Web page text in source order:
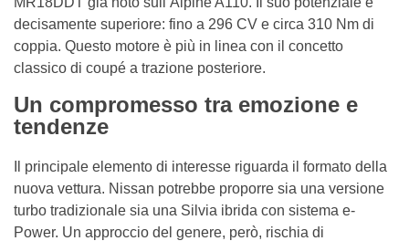
decisamente superiore: fino a 296 CV e circa 310 Nm di
coppia. Questo motore è più in linea con il concetto
classico di coupé a trazione posteriore.
Un compromesso tra emozione e
tendenze
Il principale elemento di interesse riguarda il formato della
nuova vettura. Nissan potrebbe proporre sia una versione
turbo tradizionale sia una Silvia ibrida con sistema e-
Power. Un approccio del genere, però, rischia di